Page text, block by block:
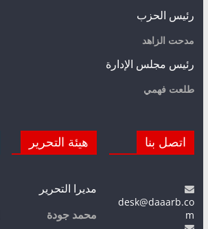
رئيس الحزب
مدحت الزاهد
رئيس مجلس الإدارة
طلعت فهمي
اتصل بنا
desk@daaarb.co
m
هيئة التحرير
مديرا التحرير
محمد جودة